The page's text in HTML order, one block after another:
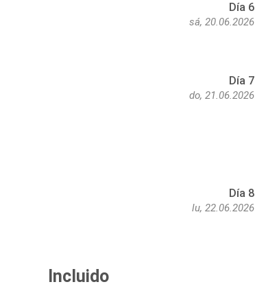
Día 6
sá, 20.06.2026
Día 7
do, 21.06.2026
Día 8
lu, 22.06.2026
Incluido